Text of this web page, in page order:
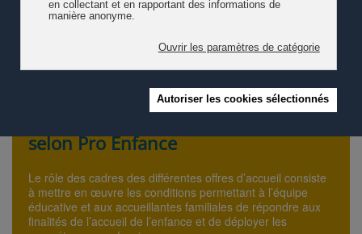
Les accueillant·e·s en milieux familiales, employés par les
Crèches à domicile, bénéficient du suivi et de l'encadrement
sociales, rémunération horaire).
Rôle des cadres des offres d'accueil
selon Pro Enfance
Le rôle des cadres des différentes offres d’accueil consiste
à mettre en œuvre les conditions permettant à l’équipe
éducative et aux accueillantes familiales de répondre aux
finalités de l’accueil de l’enfance et de déployer les